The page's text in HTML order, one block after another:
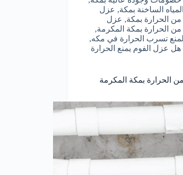
الساخنة بمكة, عزل
من الحرارة بمكة, عزل
من الحرارة بمكة المكرمة,
تسرب الحرارة في مكه,
هل عزل الفوم يمنع الحرارة
الحرارة بمكة المكرمة